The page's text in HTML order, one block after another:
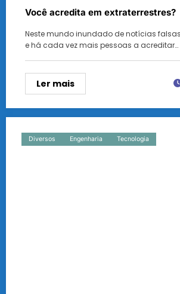
Você acredita em extraterrestres?
Neste mundo inundado de notícias
e há cada vez mais pessoas a acreditar…
Ler mais
Diversos Engenharia Tecnologia